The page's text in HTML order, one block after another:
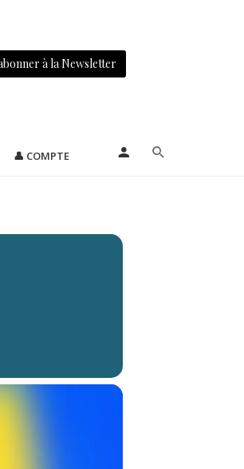
à la Newsletter
👤 COMPTE